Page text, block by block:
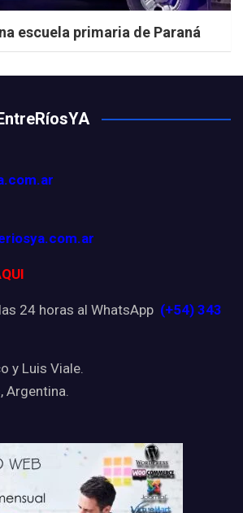
escuela primaria de Paraná
24 horas al WhatsApp (+54) 343
y Luis Viale.
Argentina.